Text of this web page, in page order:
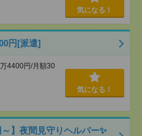
気になる！
円[派遣]
4400円/月額30
気になる！
～】夜間見守りヘルパー✨